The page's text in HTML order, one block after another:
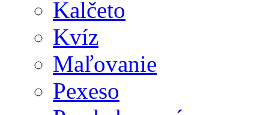
Kalčeto
Kvíz
Maľovanie
Pexeso